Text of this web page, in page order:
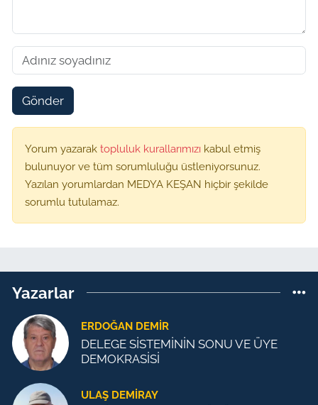
Gönder
Yorum yazarak topluluk kurallarımızı kabul etmiş
bulunuyor ve tüm sorumluluğu üstleniyorsunuz.
Yazılan yorumlardan MEDYA KEŞAN hiçbir şekilde
sorumlu tutulamaz.
Yazarlar
ERDOĞAN DEMIR
DELEGE SİSTEMİNİN SONU VE ÜYE
DEMOKRASİSİ
ULAŞ DEMİRAY